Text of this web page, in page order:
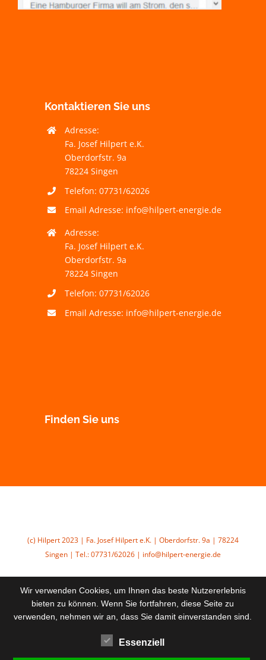
Kontaktieren Sie uns
Adresse:
Fa. Josef Hilpert e.K.
Oberdorfstr. 9a
78224 Singen
Telefon: 07731/62026
Email Adresse: info@hilpert-energie.de
Adresse:
Fa. Josef Hilpert e.K.
Oberdorfstr. 9a
78224 Singen
Telefon: 07731/62026
Email Adresse: info@hilpert-energie.de
Finden Sie uns
(c) Hilpert 2023 | Fa. Josef Hilpert e.K. | Oberdorfstr. 9a | 78224
Singen | Tel.: 07731/62026 | info@hilpert-energie.de
Wir verwenden Cookies, um Ihnen das beste Nutzererlebnis
bieten zu können. Wenn Sie fortfahren, diese Seite zu
verwenden, nehmen wir an, dass Sie damit einverstanden sind.
Essenziell